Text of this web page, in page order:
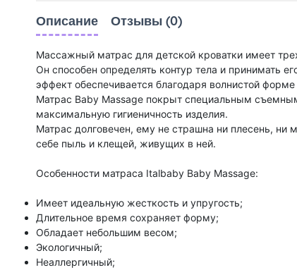
Описание Отзывы (0)
Массажный матрас для детской кроватки имеет
Он способен определять контур тела и принимать
эффект обеспечивается благодаря волнистой
Матрас Baby Massage покрыт специальным
максимальную гигиеничность изделия.
Матрас долговечен, ему не страшна ни плесень, ни
себе пыль и клещей, живущих в ней.
Особенности матраса Italbaby Baby Massage:
Имеет идеальную жесткость и упругость;
Длительное время сохраняет форму;
Обладает небольшим весом;
Экологичный;
Неаллергичный;